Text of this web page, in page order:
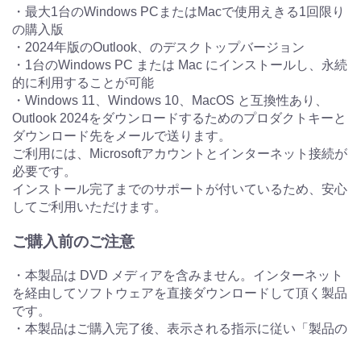
・最大1台のWindows PCまたはMacで使用えきる1回限り
の購入版
・2024年版のOutlook、のデスクトップバージョン
・1台のWindows PC または Mac にインストールし、永続
的に利用することが可能
・Windows 11、Windows 10、MacOS と互換性あり、
Outlook 2024をダウンロードするためのプロダクトキーと
ダウンロード先をメールで送ります。
ご利用には、Microsoftアカウントとインターネット接続が
必要です。
インストール完了までのサポートが付いているため、安心
してご利用いただけます。
ご購入前のご注意
・本製品は DVD メディアを含みません。インターネット
を経由してソフトウェアを直接ダウンロードして頂く製品
です。
・本製品はご購入完了後、表示される指示に従い「製品の